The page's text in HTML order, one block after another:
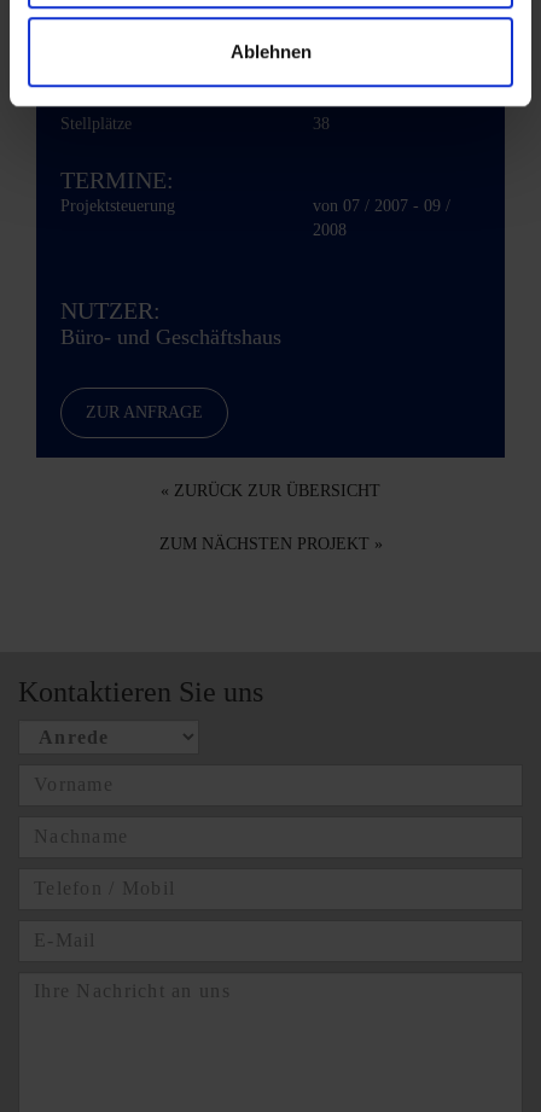
Ablehnen
Mietfläche
10.800 qm
Stellplätze
38
TERMINE:
Projektsteuerung
von 07 / 2007 - 09 /
2008
NUTZER:
Büro- und Geschäftshaus
ZUR ANFRAGE
« ZURÜCK ZUR ÜBERSICHT
ZUM NÄCHSTEN PROJEKT »
Kontaktieren Sie uns